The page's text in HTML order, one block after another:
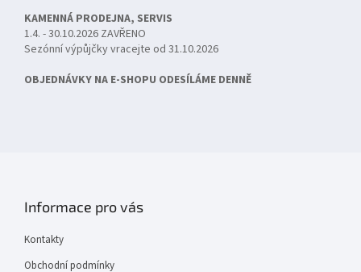
KAMENNÁ PRODEJNA, SERVIS
1.4. - 30.10.2026 ZAVŘENO
Sezónní výpůjčky vracejte od 31.10.2026
OBJEDNÁVKY NA E-SHOPU ODESÍLÁME DENNĚ
Informace pro vás
Kontakty
Obchodní podmínky